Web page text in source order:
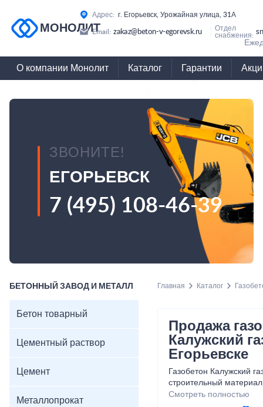
МОНОЛИТ
Адрес: г. Егорьевск, Урожайная улица, 31А
Email: zakaz@beton-v-egorevsk.ru
Отдел
снабжения:
О компании Монолит Каталог Гарантии
ЗВОНИТЕ!
ЕГОРЬЕВСК
7 (495) 108-46-39
БЕТОННЫЙ ЗАВОД И МЕТАЛЛ
Бетон товарный
Цементный раствор
Цемент
Металлопрокат
Главная Каталог
Продажа
Калужский
Егорьевске
Газобетон Калужский
строительный
строительства
уникальным свойствам,
Смотреть полностью